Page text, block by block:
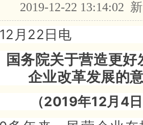
2019-12-22 13:14:02
月22日电
务院关于营造更好
企业改革发展的
（2019年12月4